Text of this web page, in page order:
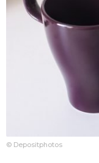
© Depositphotos